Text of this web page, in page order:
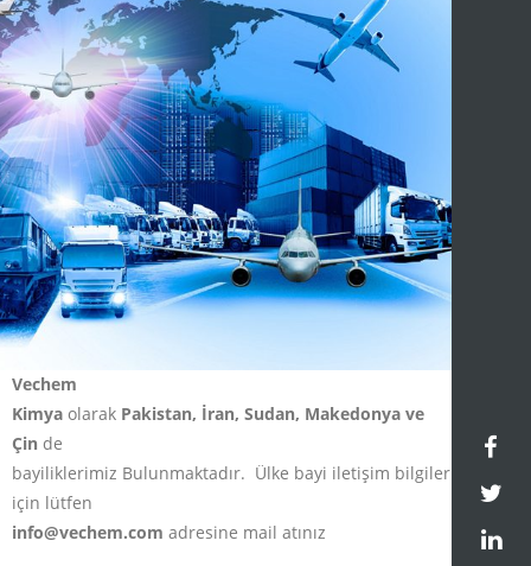
Vechem
Kimyaolarak Pakistan, İran, Sudan, Makedonya ve
Çin de
bayiliklerimiz Bulunmaktadır. Ülke bayi iletişim bilgileri
için lütfen
info@vechem.com adresine mail atınız